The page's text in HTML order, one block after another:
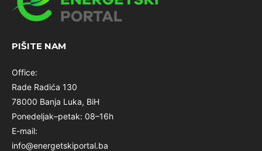
PIŠITE NAM
Office:
Rade Radića 130
78000 Banja Luka, BiH
Ponedeljak–petak: 08–16h
E-mail:
info@energetskiportal.ba